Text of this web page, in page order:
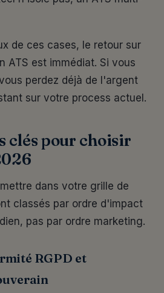
de ces cases, le retour sur
ATS est immédiat. Si vous
perdez déjà de l'argent
sur votre process actuel.
clés pour choisir
dans votre grille de
classés par ordre d'impact
pas par ordre marketing.
RGPD et